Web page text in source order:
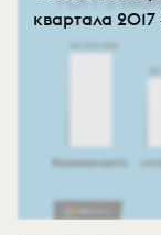
квартала